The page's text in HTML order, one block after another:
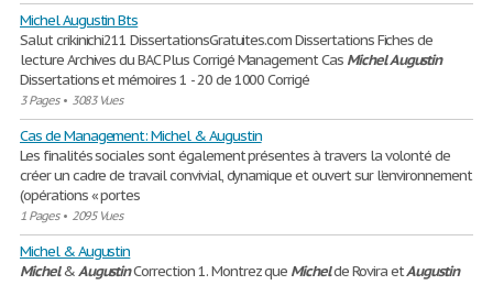
Michel Augustin Bts
Salut crikinichi211 DissertationsGratuites.com Dissertations Fiches de
lecture Archives du BAC Plus Corrigé Management Cas MichelAugustin
Dissertations et mémoires 1 - 20 de 1000 Corrigé
3 Pages• 3083 Vues
Cas de Management: Michel & Augustin
Les finalités sociales sont également présentes à travers la volonté de
créer un cadre de travail convivial, dynamique et ouvert sur l’environnement
(opérations « portes
1 Pages• 2095 Vues
Michel & Augustin
Michel&AugustinCorrection 1. Montrez que Michelde Rovira etAugustin